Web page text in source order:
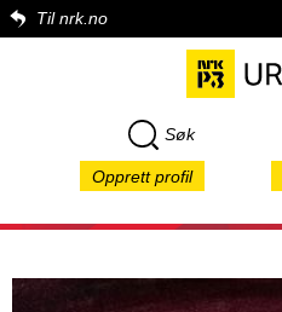
Til nrk.no
Søk
Opprett profil